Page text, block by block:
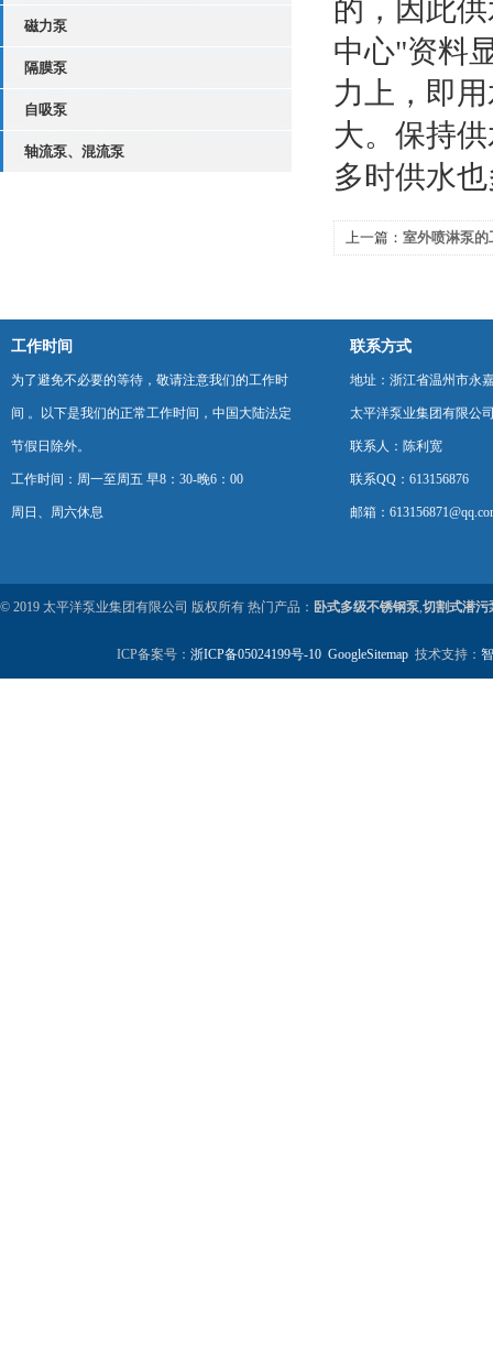
磁力泵
隔膜泵
自吸泵
轴流泵、混流泵
的，因此
中心"资料
力上，即
大。保持
多时供水
上一篇： 室外喷淋泵的
工作时间
为了避免不必要的等待，敬请注意我们的工作时
间 。以下是我们的正常工作时间，中国大陆法定
节假日除外。
工作时间：周一至周五 早8：30-晚6：00
周日、周六休息
联系方式
地址：浙江省温州市永
太平洋泵业集团有限公
联系人：陈利宽
联系QQ：613156876
邮箱：
© 2019 太平洋泵业集团有限公司 版权所有 热门产品： 卧式多级不锈钢泵,切割式潜污
ICP备案号： 浙ICP备05024199号-10 GoogleSitemap 技术支持：